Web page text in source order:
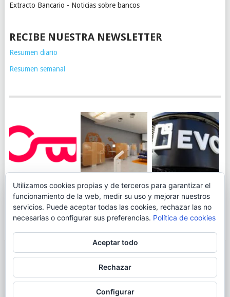
Extracto Bancario - Noticias sobre bancos
RECIBE NUESTRA NEWSLETTER
Resumen diario
Resumen semanal
JUEGA AL
CANICÓDROMO
DIGITAL DE
OPENBANK
ING TOCA SUELO EN
LA RENTABILIDAD
DE SU CUENTA
NARANJA: 0,01% TAE
EVO BANK
PERMITIRÁ
INGRESAR DINERO
DESDE LAS OFICINAS
© 2026BLOGAHORRO.
CONTACTA CON EL AUTOR
MAPA DE LA WEB
MÁS INFORMACIÓN SOBRE LAS COOKIES
Utilizamos cookies propias y de terceros para garantizar el
funcionamiento de la web, medir su uso y mejorar nuestros
servicios. Puede aceptar todas las cookies, rechazar las no
necesarias o configurar sus preferencias. Política de cookies
Aceptar todo
Rechazar
Configurar